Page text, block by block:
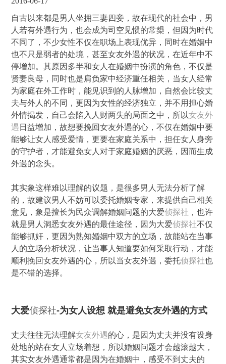
自古以来都是男人坐拥三妻四妾，故在现代的社会中，男
人若有外遇行为，也会成为司空见惯的常槼，但因为时代
不同了，不少女性不仅在职场上表现优异，同时在婚姻中
也不只是弱者的处境，甚至女友外遇的状况，在近年中不
停增加。其原因多半和女人在婚姻中扮演的角色，不仅是
贤妻良母，同时也是肩负家中经济重任相关，当女人经常
为家庭在外工作时，能见识到的人脉增加，自然会比较丈
夫与外人的不同，更因为女性的经济独立，并不用担心婚
外情揭发，自己会陷入人财两失的局面之中，所以女友外
遇 日益增加，故想要挽回女友外遇的心，不仅在婚姻中要
能够让女人感受爱情，更要在家庭关系中，担任女人身旁
的守护者，才能避免女人对于家庭婚姻的厌恶，因而生成
外遇的念头。
其实象这样难以理解的议题，是很多男人无法分析了解
的，故建议男人不妨可以委托婚姻专家，来提供自己相关
意见，象是擅长为民众调解婚姻问题的大爱侦探社 ，也许
就是男人洞悉女友外遇的最佳途径，因为大爱侦探社不仅
能够抓奸，更因为熟知婚姻中双方的立场，故能站在当事
人的立场分析状况，让当事人知道要如何采取行动，才能
顺利挽回女友外遇的心，所以当女友外遇，委托侦探社也
是不错的选择。
大爱侦探社-为女人设想 就是避免女友外遇的方式
丈夫往往无法理解女友外遇的心，是因为丈夫并没有设身
处地的站在女人立场着想，所以婚姻问题才会越滚越大，
其实女友外遇通常都是因为在婚姻中，感受不到丈夫的